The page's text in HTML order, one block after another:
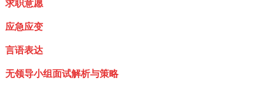
求职意愿
应急应变
言语表达
无领导小组面试解析与策略